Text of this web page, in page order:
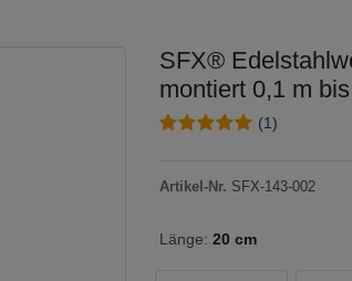
SFX®
montiert 0,1 m
(1)
Artikel-Nr. SFX-143-002
Länge: 20 cm